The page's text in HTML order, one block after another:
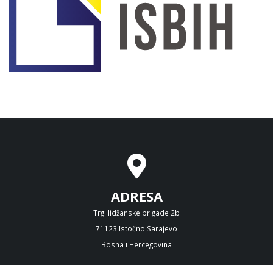
ADRESA
Trg Ilidžanske brigade 2b
71123 Istočno Sarajevo
Bosna i Hercegovina